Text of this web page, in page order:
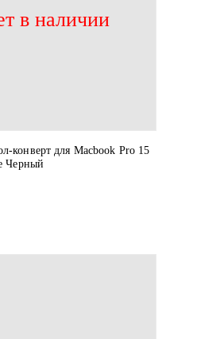
в наличии
конверт для Macbook Pro 15
Черный